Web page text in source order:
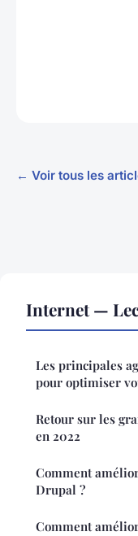
← Voir tous les
Internet —
Les principales
pour optimiser
Retour sur les
en 2022
Comment
Drupal ?
Comment